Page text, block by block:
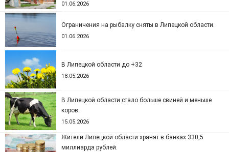
01.06.2026
Ограничения на рыбалку сняты в Липецкой области.
01.06.2026
В Липецкой области до +32
18.05.2026
В Липецкой области стало больше свиней и меньше
коров.
15.05.2026
Жители Липецкой области хранят в банках 330,5
миллиарда рублей.